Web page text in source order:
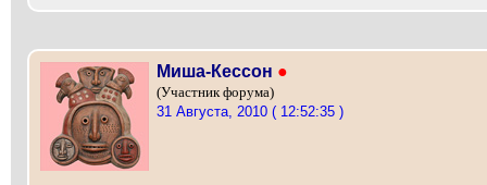
Миша-Кессон ●
(Участник форума)
31 Августа, 2010 ( 12:52:35 )